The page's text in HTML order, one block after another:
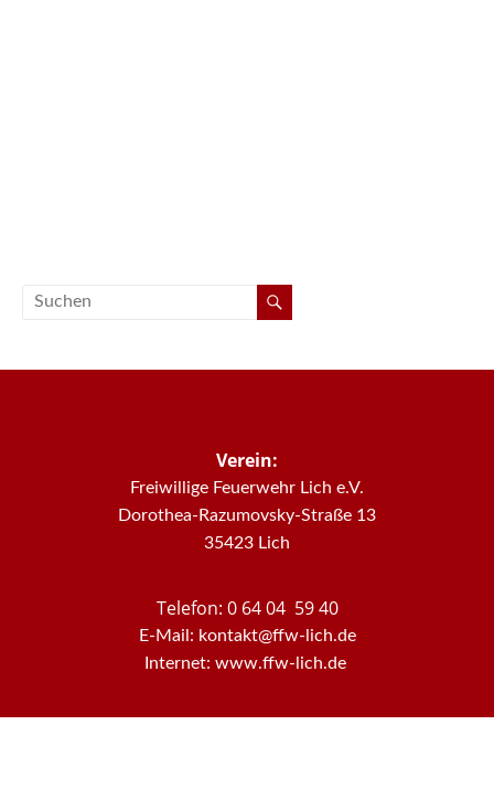
Verein:
Freiwillige Feuerwehr Lich e.V.
Dorothea-Razumovsky-Straße 13
35423 Lich
Telefon: 0 64 04 59 40
E-Mail: kontakt@ffw-lich.de
Internet: www.ffw-lich.de